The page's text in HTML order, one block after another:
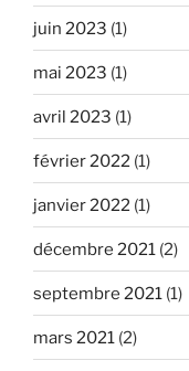
juin 2023 (1)
mai 2023 (1)
avril 2023 (1)
février 2022 (1)
janvier 2022 (1)
décembre 2021 (2)
septembre 2021 (1)
mars 2021 (2)